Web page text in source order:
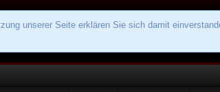
unserer Seite erklären Sie sich damit